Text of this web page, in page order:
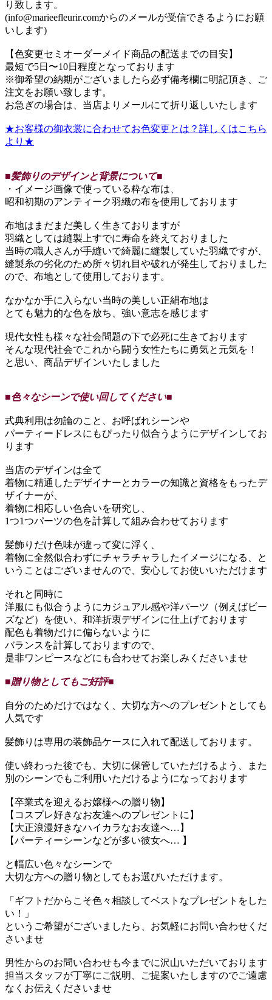
り致します。
(info@marieefleurir.comからのメールが受信できるようにお願
いします)
【色変更セミオーダーメイド商品の配送までの目安】
最短で5日〜10日程度となっております
※御希望の納期がございましたら必ず備考欄に明記頂き、ご
注文をお願い致します。
お急ぎの場合は、当店よりメールにて折り返しいたします
★お客様の御衣裳に合わせてお色変更とは？詳しくはこちら
より★
■髪飾りのデザインと背景について■
・イメージ画像で使っている粋な布は、
昭和初期のアンティーク羽織の布を使用しております
布地はまだまだ美しく生きておりますが
羽織としては縫製上すでに寿命を終えておりました
当時の職人さんが手縫いで綺麗に縫製していた羽織ですが、
縫製糸の劣化のため所々切れ目や破れが発生しておりました
ので、布地として使用しております。
なかなか手に入らない当時の美しい正絹布地は
とても魅力的な色を放ち、強い意志を感じます
現代女性も様々な社会問題の下で必死に生きております
そんな現代社会でこれから闘う女性たちに勇気と元気を！
と思い、商品デザインいたしました
■色々なシーンで使い回してください■
式典利用は勿論のこと、お呼ばれシーンや
パーティードレスにもぴったり似合うようにデザインしてお
ります
当店のデザインは全て
着物に精通したデザイナーとカラーの知識と資格をもったデ
ザイナーが、
着物に相応しい色合いを研究し、
1つ1つパーツの色を計算して組み合わせております
髪飾りだけ色味が違って変に浮く、
着物に全然似合わずにチャラチャラしたイメージになる、と
いうことはございませんので、安心してお使いいただけます
それと同時に
洋服にも似合うようにカジュアル感や洋パーツ（例えばビー
ズなど）を使い、和洋折衷デザインに仕上げております
配色も着物だけに偏らないように
バランスを計算しておりますので、
是非ワンピースなどにも合わせてお楽しみくださいませ
■贈り物としてもご好評■
自分のためだけではなく、大切な方へのプレゼントとしても
人気です
髪飾りは専用の装飾品ケースに入れて配送しております。
使い終わった後でも、大切に保管していただけるよう、また
別のシーンでもご利用いただけるようになっております
【卒業式を迎えるお嬢様への贈り物】
【コスプレ好きなお友達へのプレゼントに】
【大正浪漫好きなハイカラなお友達へ…】
【パーティーシーンなどが多い彼女へ… 】
と幅広い色々なシーンで
大切な方への贈り物としてもお選びいただけます。
「ギフトだからこそ色々相談してベストなプレゼントをした
い！」
というご希望がございましたら、お気軽にお問い合わせくだ
さいませ
男性からのお問い合わせも今までに沢山いただいております
担当スタッフが丁寧にご説明、ご提案いたしますのでご遠慮
なくお伝えくださいませ